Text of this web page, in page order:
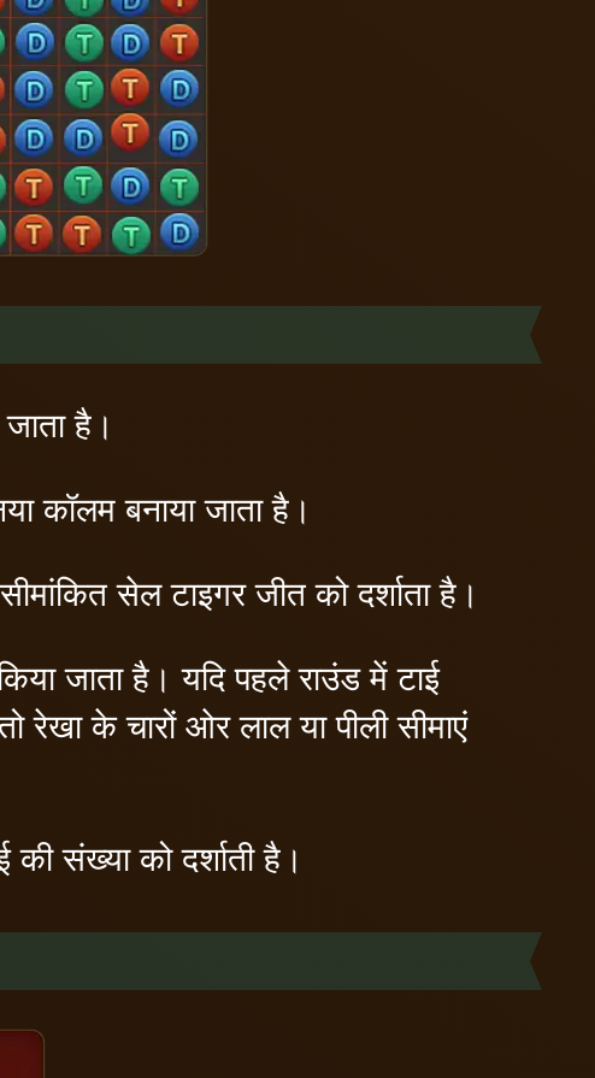
है।
कॉलम बनाया जाता है।
सेल टाइगर जीत को दर्शाता है।
जाता है। यदि पहले राउंड में टाई
रेखा के चारों ओर लाल या पीली सीमाएं
संख्या को दर्शाती है।